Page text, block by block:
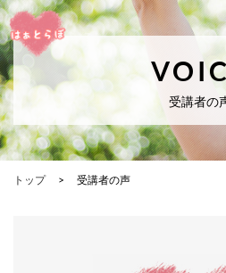
受講者の
トップ 受講者の声